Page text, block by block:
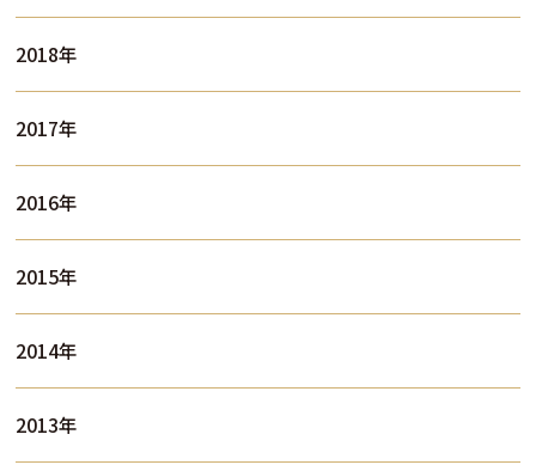
2018年
2017年
2016年
2015年
2014年
2013年